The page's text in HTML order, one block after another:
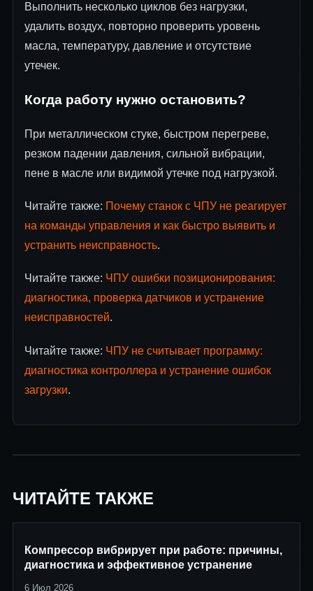
Выполнить несколько циклов без нагрузки,
удалить воздух, повторно проверить уровень
масла, температуру, давление и отсутствие
утечек.
Когда работу нужно остановить?
При металлическом стуке, быстром перегреве,
резком падении давления, сильной вибрации,
пене в масле или видимой утечке под нагрузкой.
Читайте также: Почему станок с ЧПУ не реагирует
на команды управления и как быстро выявить и
устранить неисправность.
Читайте также: ЧПУ ошибки позиционирования:
диагностика, проверка датчиков и устранение
неисправностей.
Читайте также: ЧПУ не считывает программу:
диагностика контроллера и устранение ошибок
загрузки.
ЧИТАЙТЕ ТАКЖЕ
Компрессор вибрирует при работе: причины,
диагностика и эффективное устранение
6 Июл 2026